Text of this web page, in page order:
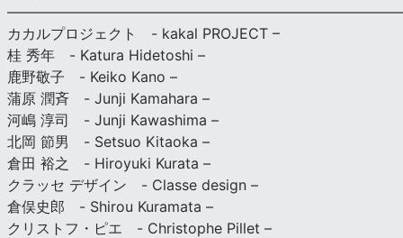
カカルプロジェクト - kakal PROJECT –
桂 秀年 - Katura Hidetoshi –
鹿野敬子 - Keiko Kano –
蒲原 潤斉 - Junji Kamahara –
河嶋 淳司 - Junji Kawashima –
北岡 節男 - Setsuo Kitaoka –
倉田 裕之 - Hiroyuki Kurata –
クラッセ デザイン - Classe design –
倉俣史郎 - Shirou Kuramata –
クリストフ・ピエ - Christophe Pillet –